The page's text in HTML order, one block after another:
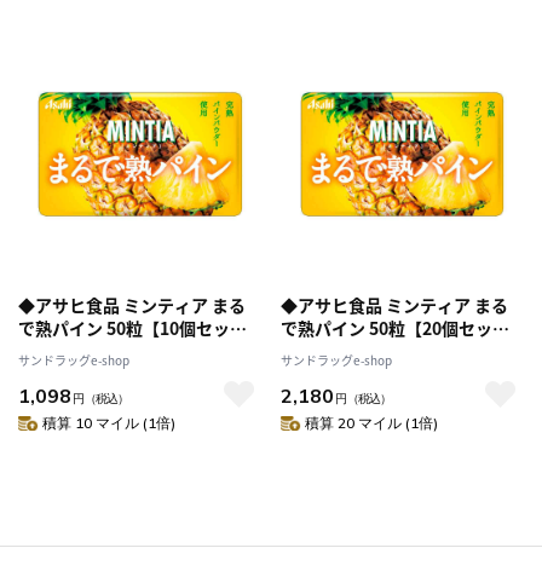
◆アサヒ食品 ミンティア まる
で熟パイン 50粒【10個セッ
ト】
サンドラッグe-shop
1,098 円 （税込）
積算 10 マイル (1倍)
◆アサヒ食品 ミンティア まる
で熟パイン 50粒【20個セッ
ト】
サンドラッグe-shop
2,180 円 （税込）
積算 20 マイル (1倍)